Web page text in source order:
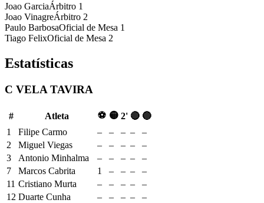
Joao GarciaÁrbitro 1
Joao VinagreÁrbitro 2
Paulo BarbosaOficial de Mesa 1
Tiago FelixOficial de Mesa 2
Estatísticas
C VELA TAVIRA
# Atleta ⚽ 🟡 2' 🔴 🔵
1
Filipe Carmo – – – –
–
2
Miguel Viegas – – – –
–
3
Antonio Minhalma – – – –
–
7
Marcos Cabrita 1 – – –
–
11 Cristiano Murta – – – –
–
12 Duarte Cunha – – – –
–